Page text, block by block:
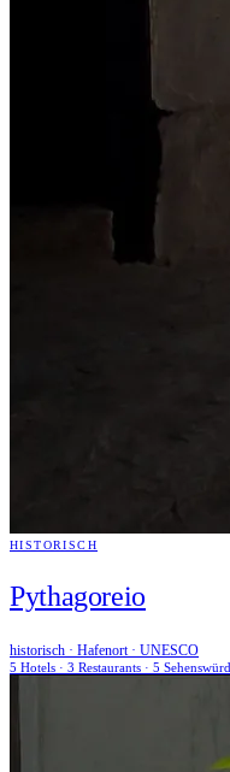
HISTORISCH
Pythagoreio
historisch · Hafenort · UNESCO
5 Hotels · 3 Restaurants · 5